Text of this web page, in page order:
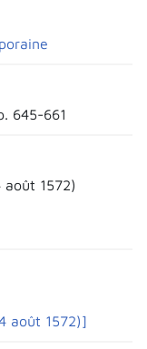
645-661
1572)
août 1572)]